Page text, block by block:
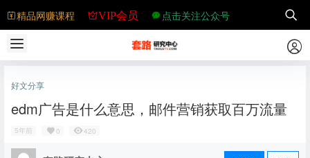
精品网赚课程 VIP会员 点击关注公众号
好文分享
edm广告是什么意思，邮件营销获取百万流量
5年前 0 420